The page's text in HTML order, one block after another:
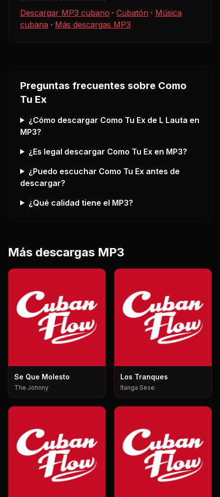
Descargar MP3 cubano · Cubatón · Música
cubana · Más descargas MP3
Preguntas frecuentes sobre Como
Tu Ex
¿Cómo descargar Como Tu Exde L Lauta en
MP3?
¿Es legal descargar Como Tu Exen MP3?
¿Puedo escuchar Como Tu Exantes de
descargar?
¿Qué calidad tiene el MP3?
Más descargas MP3
Se Que Molesto
The Johnny
Los Tranques
Itanga Sese